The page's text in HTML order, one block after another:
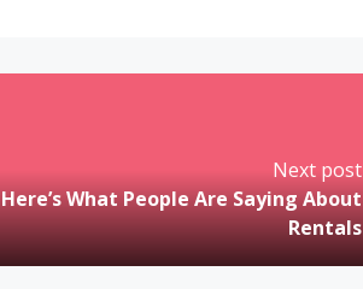
Next post
Here’s What People Are Saying About
Rentals